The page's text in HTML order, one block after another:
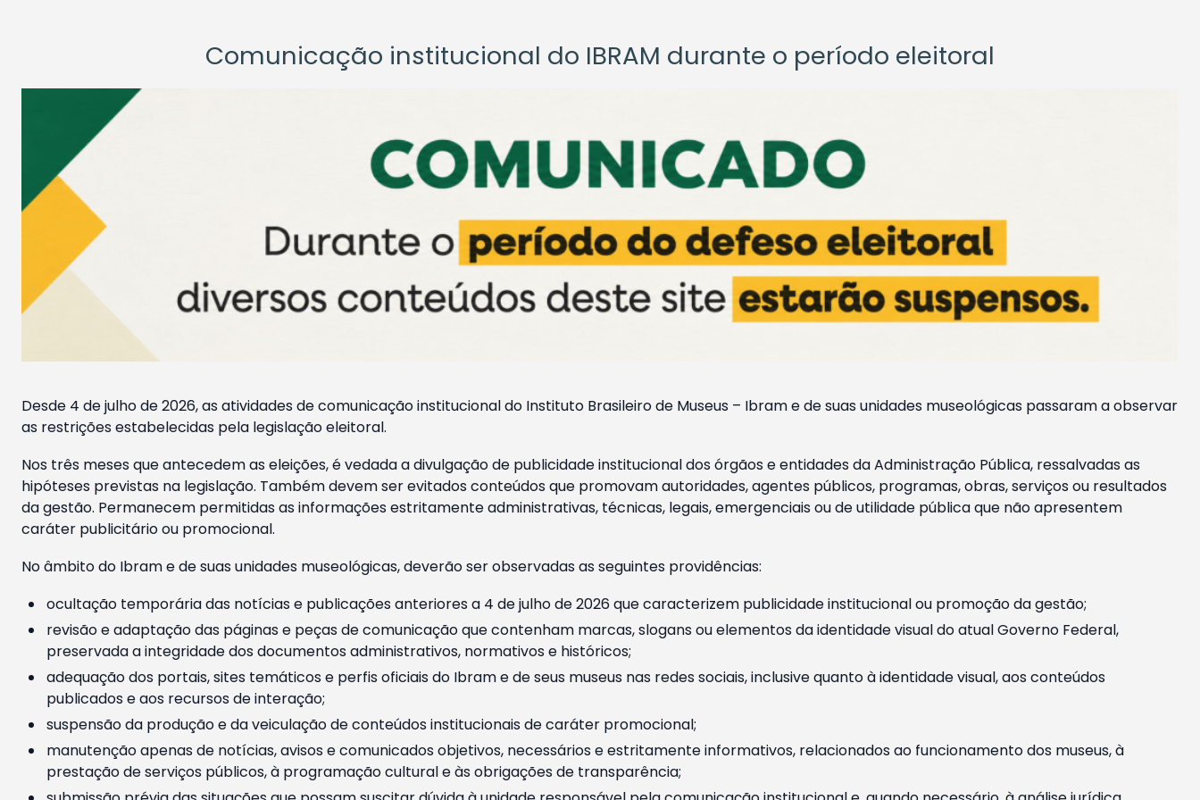
Comunicação institucional do IBRAM durante o período eleitoral
Desde 4 de julho de 2026, as atividades de comunicação institucional do Instituto Brasileiro de Museus – Ibram e de suas unidades museológicas passaram a observar
as restrições estabelecidas pela legislação eleitoral.
Nos três meses que antecedem as eleições, é vedada a divulgação de publicidade institucional dos órgãos e entidades da Administração Pública, ressalvadas as
hipóteses previstas na legislação. Também devem ser evitados conteúdos que promovam autoridades, agentes públicos, programas, obras, serviços ou resultados
da gestão. Permanecem permitidas as informações estritamente administrativas, técnicas, legais, emergenciais ou de utilidade pública que não apresentem
caráter publicitário ou promocional.
No âmbito do Ibram e de suas unidades museológicas, deverão ser observadas as seguintes providências:
ocultação temporária das notícias e publicações anteriores a 4 de julho de 2026 que caracterizem publicidade institucional ou promoção da gestão;
revisão e adaptação das páginas e peças de comunicação que contenham marcas, slogans ou elementos da identidade visual do atual Governo Federal,
preservada a integridade dos documentos administrativos, normativos e históricos;
adequação dos portais, sites temáticos e perfis oficiais do Ibram e de seus museus nas redes sociais, inclusive quanto à identidade visual, aos conteúdos
publicados e aos recursos de interação;
suspensão da produção e da veiculação de conteúdos institucionais de caráter promocional;
manutenção apenas de notícias, avisos e comunicados objetivos, necessários e estritamente informativos, relacionados ao funcionamento dos museus, à
prestação de serviços públicos, à programação cultural e às obrigações de transparência;